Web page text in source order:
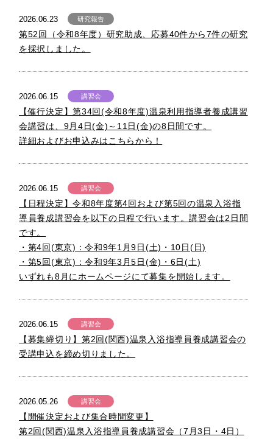
2026.06.23 研究報告
第52回（令和8年度）研究助成、応募40件から7件の研究
を採択しました。
2026.06.15 講習会
【催行決定】第34回(令和8年度)温泉利用指導者養成講習
会講習は、9月4日(金)～11日(金)の8日間です。
詳細およびお申込みはこちらから！
2026.06.15 講習会
【日程決定】令和8年度第4回および第5回の温泉入浴指
導員養成講習会を以下の日程で行います。講習会は2日間
です。
・第4回(東京)：令和9年1月9日(土)・10日(日)
・第5回(東京)：令和9年3月5日(金)・6日(土)
いずれも8月にホームページにて募集を開始します。
2026.06.15 講習会
【募集締切り】第2回(関西)温泉入浴指導員養成講習会の
受講申込を締め切りました。
2026.05.26 講習会
【開催決定および集合時間変更】
第2回(関西)温泉入浴指導員養成講習会（7月3日・4日）